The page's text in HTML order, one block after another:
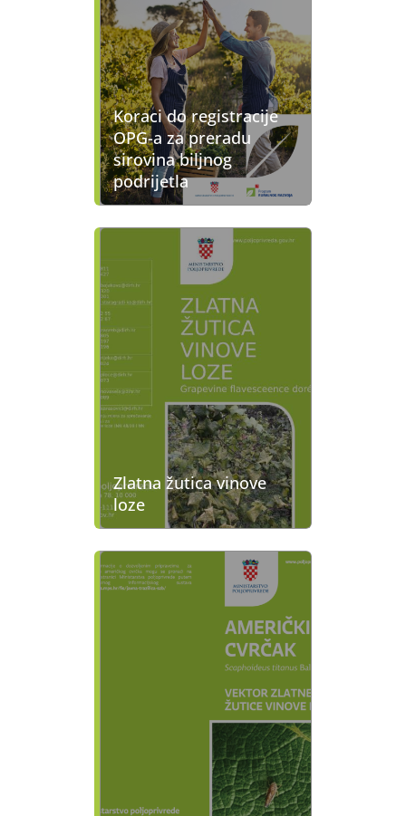
Koraci do registracije
OPG-a za preradu
sirovina biljnog
podrijetla
Zlatna žutica vinove
loze